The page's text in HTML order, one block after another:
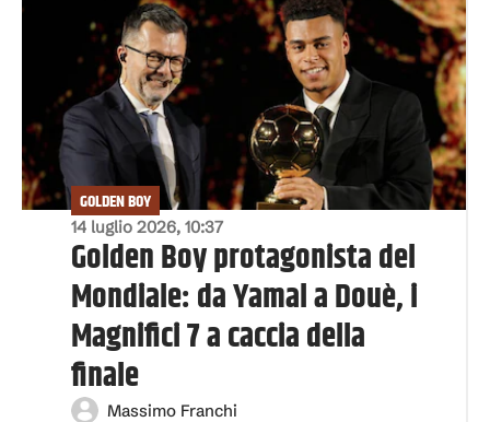
14 luglio 2026, 10:37
GOLDEN BOY
Golden Boy protagonista del
Mondiale: da Yamal a Douè, i
Magnifici 7 a caccia della
finale
Massimo Franchi